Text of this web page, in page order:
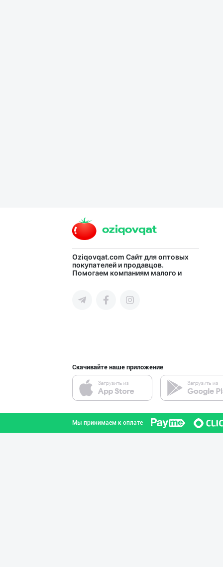
Oziqovqat.com Сайт для оптовых
покупателей и продавцов.
Помогаем компаниям малого и
поставщиков и новых клиентов,
продвигать свою продукцию в
Скачивайте наше приложение
Мы принимаем к оплате